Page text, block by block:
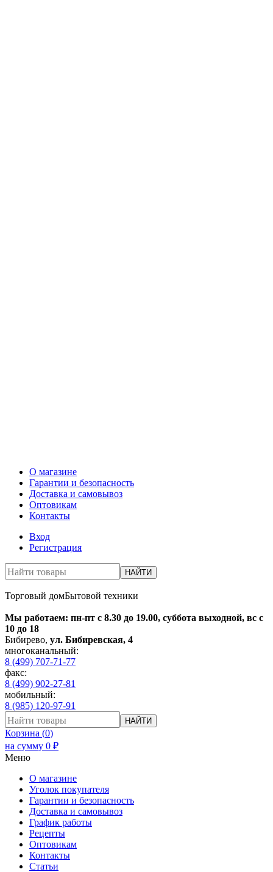
О магазине
Гарантии и безопасность
Доставка и самовывоз
Оптовикам
Контакты
Вход
Регистрация
НАЙТИ
Торговый домБытовой техники
Мы работаем: пн-пт с 8.30 до 19.00, суббота выходной, вс с
10 до 18
Бибирево, ул. Бибиревская, 4
многоканальный:
8 (499) 707-71-77
факс:
8 (499) 902-27-81
мобильный:
8 (985) 120-97-91
НАЙТИ
Корзина (0)
на сумму 0 ₽
Меню
О магазине
Уголок покупателя
Гарантии и безопасность
Доставка и самовывоз
График работы
Рецепты
Оптовикам
Контакты
Статьи